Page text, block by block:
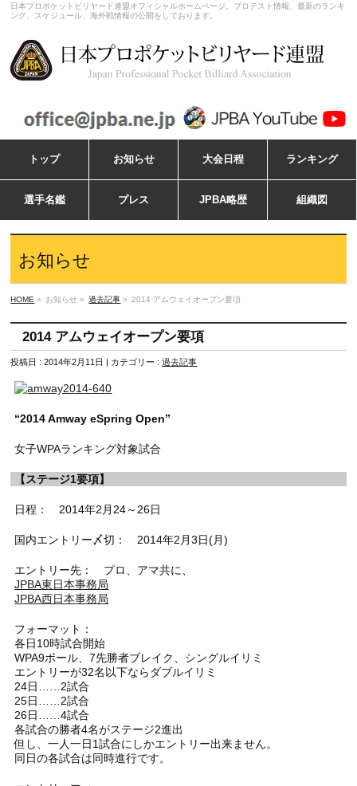
日本プロポケットビリヤード連盟オフィシャルホームページ。プロテスト情報、最新のランキ
ング、スケジュール、海外戦情報の公開をしております。
トップ お知らせ 大会日程 ランキング
選手名鑑 プレス JPBA略歴 組織図
お知らせ
HOME » お知らせ » 過去記事 » 2014 アムウェイオープン要項
2014 アムウェイオープン要項
投稿日 : 2014年2月11日 | カテゴリー :過去記事
“2014 Amway eSpring Open”
女子WPAランキング対象試合
【ステージ1要項】
日程： 2014年2月24～26日
国内エントリー〆切： 2014年2月3日(月)
エントリー先： プロ、アマ共に、
JPBA東日本事務局
JPBA西日本事務局
フォーマット：
各日10時試合開始
WPA9ボール、7先勝者ブレイク、シングルイリミ
エントリーが32名以下ならダブルイリミ
24日……2試合
25日……2試合
26日……4試合
各試合の勝者4名がステージ2進出
但し、一人一日1試合にしかエントリー出来ません。
同日の各試合は同時進行です。